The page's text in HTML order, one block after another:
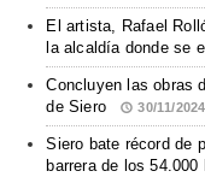
El artista, Rafael
la alcaldía donde se
Concluyen las obras
de Siero
30/11/2024
Siero bate récord de
barrera de los 54.000